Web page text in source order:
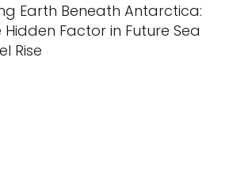
Earth Beneath Antarctica:
Hidden Factor in Future Sea
Rise